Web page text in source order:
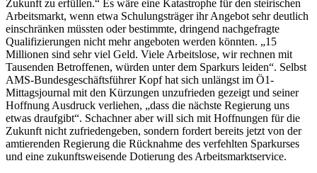
Zukunft zu erfüllen.“ Es wäre eine Katastrophe für den steirischen
Arbeitsmarkt, wenn etwa Schulungsträger ihr Angebot sehr deutlich
einschränken müssten oder bestimmte, dringend nachgefragte
Qualifizierungen nicht mehr angeboten werden könnten. „15
Millionen sind sehr viel Geld. Viele Arbeitslose, wir rechnen mit
Tausenden Betroffenen, würden unter dem Sparkurs leiden“. Selbst
AMS-Bundesgeschäftsführer Kopf hat sich unlängst im Ö1-
Mittagsjournal mit den Kürzungen unzufrieden gezeigt und seiner
Hoffnung Ausdruck verliehen, „dass die nächste Regierung uns
etwas draufgibt“. Schachner aber will sich mit Hoffnungen für die
Zukunft nicht zufriedengeben, sondern fordert bereits jetzt von der
amtierenden Regierung die Rücknahme des verfehlten Sparkurses
und eine zukunftsweisende Dotierung des Arbeitsmarktservice.